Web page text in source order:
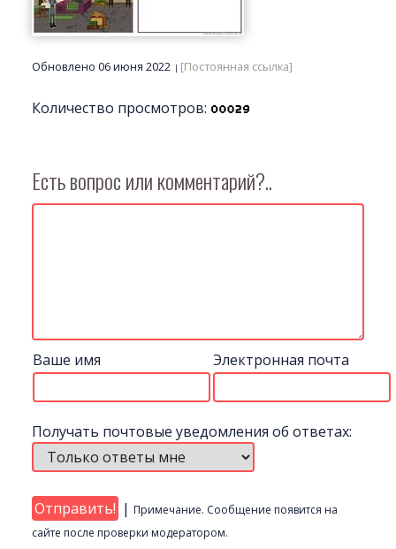
Обновлено 06 июня 2022 [Постоянная ссылка]
Количество просмотров:
Есть вопрос или комментарий?..
Ваше имя Электронная почта
Получать почтовые уведомления об ответах:
| Примечание. Сообщение появится на
сайте после проверки модератором.